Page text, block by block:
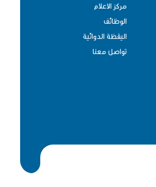
مركز الاعلام
الوظائف
اليقظة الدوائية
تواصل معنا